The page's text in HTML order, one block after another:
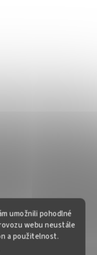
umožnili pohodlné
webu neustále
a použitelnost.